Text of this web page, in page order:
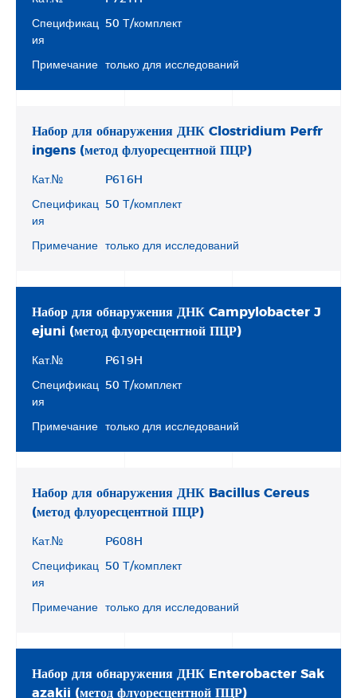
Спецификац
ия
50 Т/комплект
Примечание только для исследований
Набор для обнаружения ДНК Clostridium Perfr
ingens (метод флуоресцентной ПЦР)
Кат.№ P616H
Спецификац
ия
50 Т/комплект
Примечание только для исследований
Набор для обнаружения ДНК Campylobacter J
ejuni (метод флуоресцентной ПЦР)
Кат.№ P619H
Спецификац
ия
50 Т/комплект
Примечание только для исследований
Набор для обнаружения ДНК Bacillus Cereus
(метод флуоресцентной ПЦР)
Кат.№ P608H
Спецификац
ия
50 Т/комплект
Примечание только для исследований
Набор для обнаружения ДНК Enterobacter Sak
azakii (метод флуоресцентной ПЦР)